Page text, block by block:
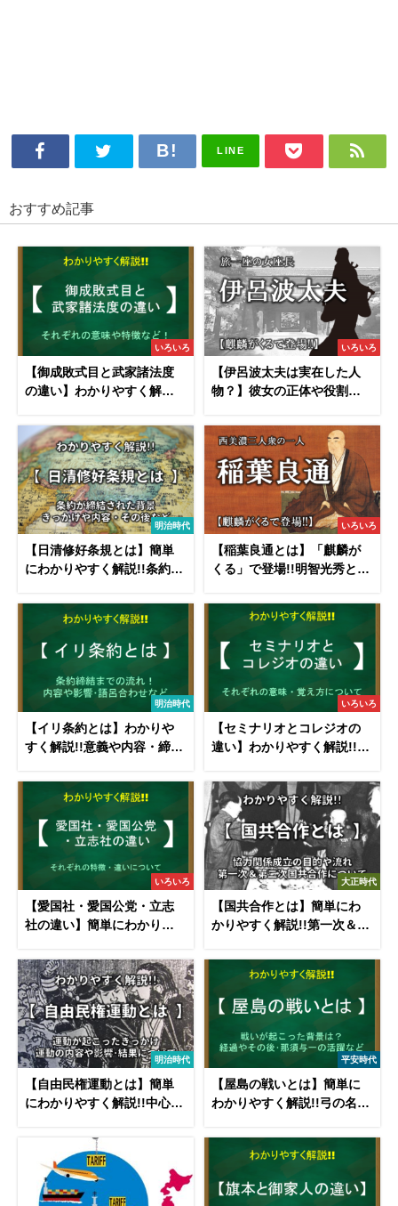
LINE
おすすめ記事
いろいろ
【御成敗式目と武家諸法度
の違い】わかりやすく解説!!
いろいろ
【伊呂波太夫は実在した人
物？】彼女の正体や役割・
明治時代
【日清修好条規とは】簡単
にわかりやすく解説!!条約締
ど
いろいろ
【稲葉良通とは】「麒麟が
くる」で登場!!明智光秀との
明治時代
【イリ条約とは】わかりや
すく解説!!意義や内容・締結
いろいろ
【セミナリオとコレジオの
違い】わかりやすく解説!!そ
いろいろ
【愛国社・愛国公党・立志
社の違い】簡単にわかりや
大正時代
【国共合作とは】簡単にわ
かりやすく解説!!第一次＆第
明治時代
【自由民権運動とは】簡単
にわかりやすく解説!!中心人
平安時代
【屋島の戦いとは】簡単に
わかりやすく解説!!弓の名手